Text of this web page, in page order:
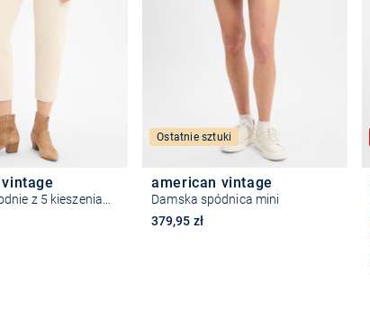
Damskie spodnie z 5 kieszeniami - Tineborow
Ostatnie sztuki
american vintage
Damska spódnica mini
379,95 zł